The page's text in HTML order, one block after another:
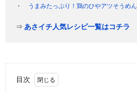
うまみたっぷり！鶏のひやアツそうめん
⇒ あさイチ人気レシピ一覧はコチラ
目次